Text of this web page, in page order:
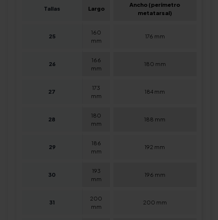
Tallas Largo
Ancho (perímetro
metatarsal)
25
160
mm
176 mm
26
166
mm
180 mm
27
173
mm
184 mm
28
180
mm
188 mm
29
186
mm
192 mm
30
193
mm
196 mm
31
200
mm
200 mm